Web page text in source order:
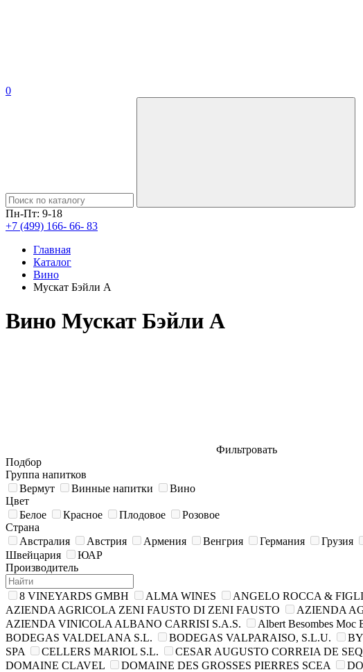
0
Пн-Пт: 9-18
+7 (499) 166- 66- 83
Главная
Каталог
Вино
Мускат Бэйли А
Вино Мускат Бэйли А
Фильтровать
Подбор
Группа напитков
Вермут
Винные напитки
Вино
Цвет
Белое
Красное Плодовое
Розовое
Страна
Австралия
Австрия Армения Венгрия Германия Грузия
Швейцария
ЮАР
Производитель
8 VINEYARDS GMBH ALMA WINES ANGELO ROCCA &
AZIENDA AGRICOLA ZENI FAUSTO DI ZENI FAUSTO
AZIENDA
AZIENDA VINICOLA ALBANO CARRISI S.A.S.
Albert Besombes Moc
BODEGAS VALDELANA S.L.
BODEGAS VALPARAISO, S.L.U.
SPA
CELLERS MARIOL S.L. CESAR AUGUSTO CORREIA DE
DOMAINE CLAVEL
DOMAINE DES GROSSES PIERRES SCEA